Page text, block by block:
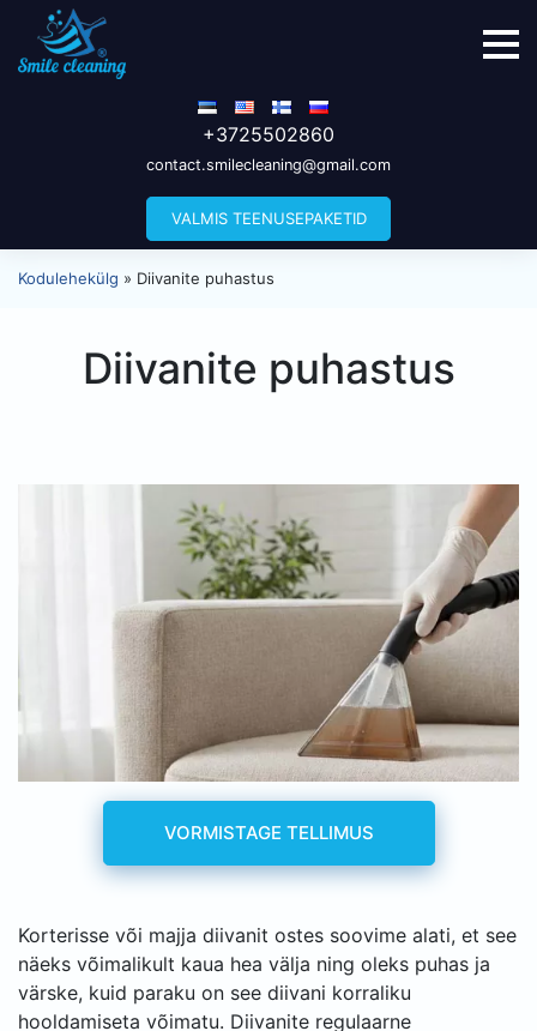
+3725502860
contact.smilecleaning@gmail.com
VALMIS TEENUSEPAKETID
Kodulehekülg » Diivanite puhastus
Diivanite puhastus
VORMISTAGE TELLIMUS
Korterisse või majja diivanit ostes soovime alati, et see
näeks võimalikult kaua hea välja ning oleks puhas ja
värske, kuid paraku on see diivani korraliku
hooldamiseta võimatu. Diivanite regulaarne